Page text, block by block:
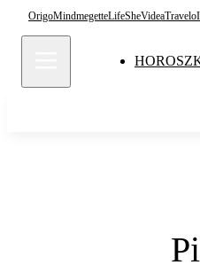
OrigoMindmegetteLifeSheVideaTravelo